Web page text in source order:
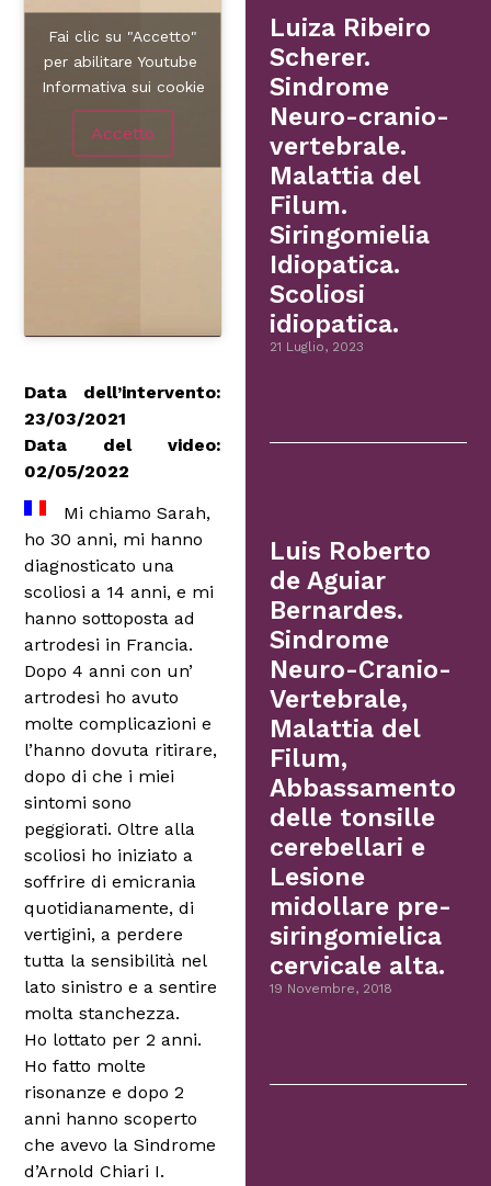
Fai clic su "Accetto"
per abilitare Youtube
Informativa sui cookie
Accetto
Data dell’intervento:
23/03/2021
Data del video:
02/05/2022
Mi chiamo Sarah,
ho 30 anni, mi hanno
diagnosticato una
scoliosi a 14 anni, e mi
hanno sottoposta ad
artrodesi in Francia.
Dopo 4 anni con un’
artrodesi ho avuto
molte complicazioni e
l’hanno dovuta ritirare,
dopo di che i miei
sintomi sono
peggiorati. Oltre alla
scoliosi ho iniziato a
soffrire di emicrania
quotidianamente, di
vertigini, a perdere
tutta la sensibilità nel
lato sinistro e a sentire
molta stanchezza.
Ho lottato per 2 anni.
Ho fatto molte
risonanze e dopo 2
anni hanno scoperto
che avevo la Sindrome
d’Arnold Chiari I.
Luiza Ribeiro
Scherer.
Sindrome
Neuro-cranio-
vertebrale.
Malattia del
Filum.
Siringomielia
Idiopatica.
Scoliosi
idiopatica.
21 Luglio, 2023
Luis Roberto
de Aguiar
Bernardes.
Sindrome
Neuro-Cranio-
Vertebrale,
Malattia del
Filum,
Abbassamento
delle tonsille
cerebellari e
Lesione
midollare pre-
siringomielica
cervicale alta.
19 Novembre, 2018